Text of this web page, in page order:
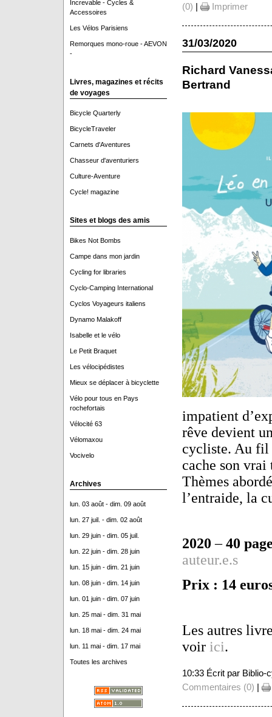
Increvable - Cycles &
Accessoires
Les Vélos Parisiens
Remorques mono-roue - AEVON
-
Livres, magazines et récits
de voyages
Bicycle Quarterly
BicycleTraveler
Carnets d'Aventures
Chasseur d'aventuriers
Culture-Aventure
Cycle! magazine
Sites et blogs des amis
Bikes Not Bombs
Campe dans mon jardin
Cycling for libraries
Cyclo-Camping International
Cyclos Voyageurs italiens
Dynamo Malakoff
Isabelle et le vélo
Le Petit Braquet
Les vélocipédistes
Mieux se déplacer à bicyclette
Vélo pour tous en Pays
rochefortais
Vélocité 63
Vélomaxou
Vocivelo
Archives
lun. 03 août - dim. 09 août
lun. 27 juil. - dim. 02 août
lun. 29 juin - dim. 05 juil.
lun. 22 juin - dim. 28 juin
lun. 15 juin - dim. 21 juin
lun. 08 juin - dim. 14 juin
lun. 01 juin - dim. 07 juin
lun. 25 mai - dim. 31 mai
lun. 18 mai - dim. 24 mai
lun. 11 mai - dim. 17 mai
Toutes les archives
(0) | Imprimer
31/03/2020
Richard
Bertrand
impatient
rêve devient
cycliste. Au fil
cache son
Thèmes
l’entraide, la
2020 –40
auteur.e.s
Prix : 14
Les autres
voirici.
10:33 Écrit par Biblio-
Commentaires (0) |